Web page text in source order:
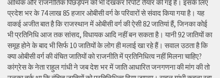
आर्थिक और राजनीतिक पिछड़ेपन को भी देखकर रिपोर्ट तैयार की गई है। इसके लिए
प्रदेश भर के 74 लाख 85 हजार ओबीसी वर्ग के परिवारों से संवाद किया गया है। यह
वाकई अजीत बात है कि राजस्थान में ओबीसी वर्ग की ऐसी 82 जातियां हैं, जिनका कोई
भी प्रतिनिधि आज तक सांसद, विधायक आदि नहीं बन सकता है। यानी 92 जातियों का
समूह होने के बाद भी सिर्फ 10 जातियों के लोग ही मलाई खा रहे हैं। सवाल उठता है कि
क्या ओबीसी वर्ग की वंचित जातियों को राजनीति में प्रतिनिधित्व नहीं मिलना चाहिए?
कांग्रेस के नेता राहुल गांधी ने जब देश भर में जाति आधारित जनगणना की मांग की तो